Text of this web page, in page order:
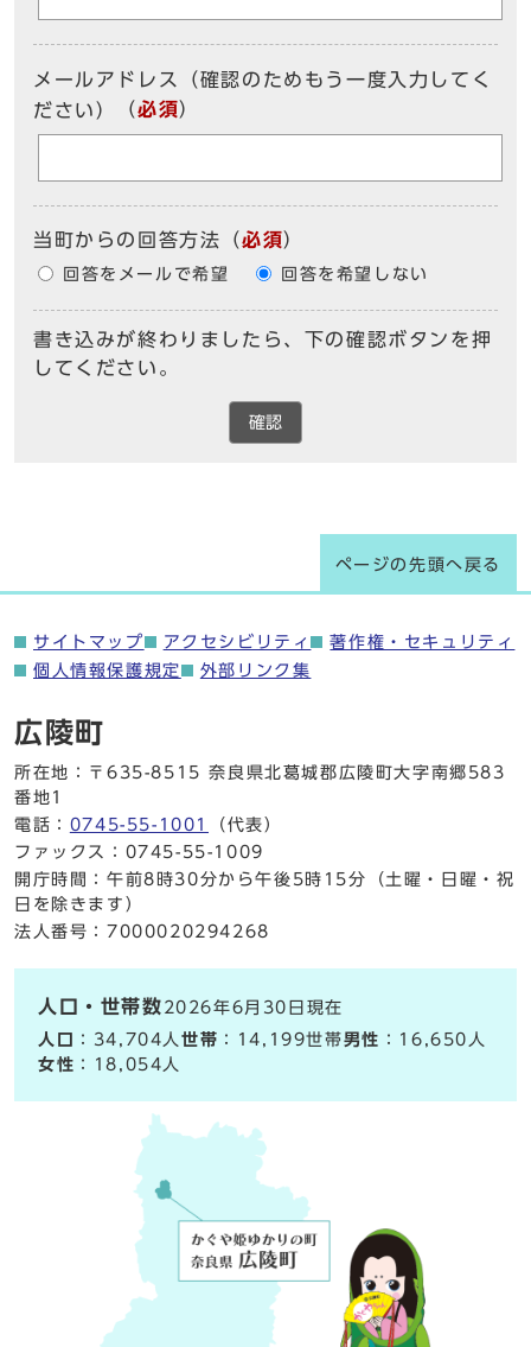
メールアドレス（確認のためもう一度入力してく
ださい）
（必須）
当町からの回答方法 （必須）
回答をメールで希望 回答を希望しない
書き込みが終わりましたら、下の確認ボタンを押
してください。
確認
ページの先頭へ戻る
サイトマップ アクセシビリティ
著作権・セキュリティ
個人情報保護規定
外部リンク集
広陵町
所在地：〒635-8515 奈良県北葛城郡広陵町大字南郷583
番地1
電話： 0745-55-1001
（代表）
ファックス：0745-55-1009
開庁時間：午前8時30分から午後5時15分（土曜・日曜・祝
日を除きます）
法人番号：7000020294268
人口・世帯数 2026年6月30日現在
人口
：34,704人世帯 ：14,199世帯男性 ：16,650人
女性 ：18,054人